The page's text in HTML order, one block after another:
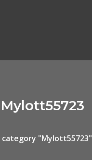
category "Mylott55723"